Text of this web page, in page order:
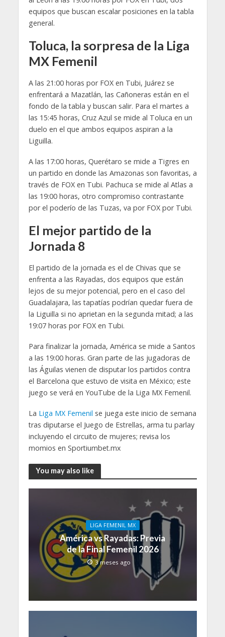
equipos que buscan escalar posiciones en la tabla
general.
Toluca, la sorpresa de la Liga
MX Femenil
A las 21:00 horas por FOX en Tubi, Juárez se
enfrentará a Mazatlán, las Cañoneras están en el
fondo de la tabla y buscan salir. Para el martes a
las 15:45 horas, Cruz Azul se mide al Toluca en un
duelo en el que ambos equipos aspiran a la
Liguilla.
A las 17:00 horas, Querétaro se mide a Tigres en
un partido en donde las Amazonas son favoritas, a
través de FOX en Tubi. Pachuca se mide al Atlas a
las 19:00 horas, otro compromiso contrastante
por el poderío de las Tuzas, va por FOX por Tubi.
El mejor partido de la
Jornada 8
El partido de la jornada es el de Chivas que se
enfrenta a las Rayadas, dos equipos que están
lejos de su mejor potencial, pero en el caso del
Guadalajara, las tapatías podrían quedar fuera de
la Liguilla si no aprietan en la segunda mitad; a las
19:07 horas por FOX en Tubi.
Para finalizar la jornada, América se mide a Santos
a las 19:00 horas. Gran parte de las jugadoras de
las Águilas vienen de disputar los partidos contra
el Barcelona que estuvo de visita en México; este
juego se verá en YouTube de la Liga MX Femenil.
La Liga MX Femenil se juega este inicio de semana
tras diputarse el Juego de Estrellas, arma tu parlay
incluyendo el circuito de mujeres; revisa los
momios en Sportiumbet.mx
You may also like
LIGA FEMENIL MX
América vs Rayadas: Previa
de la Final Femenil 2026
3 meses ago